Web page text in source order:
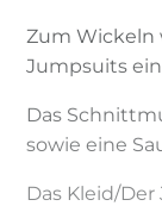
Zum Wickeln
Jumpsuits
Das
sowie eine
Das Kleid/